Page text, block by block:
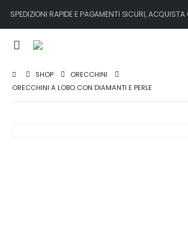
SPEDIZIONI RAPIDE E PAGAMENTI SICURI, ACQUISTA
SHOP
ORECCHINI
ORECCHINI A LOBO CON DIAMANTI E PERLE